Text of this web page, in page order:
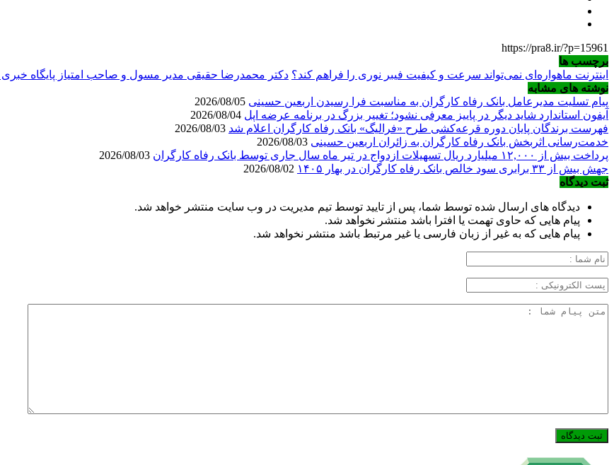
https://pra8.ir/?p=15961
برچسب ها
اینترنت ماهواره‌ای نمی‌تواند سرعت و کیفیت فیبر نوری را فراهم کند؟ دکتر محمدرضا حقیقی مدیر مسول و صاحب امتیاز پایگاه
نوشته های مشابه
پیام تسلیت مدیرعامل بانک رفاه کارگران به مناسبت فرا رسیدن اربعین حسینی
آیفون استاندارد شاید دیگر در پاییز معرفی نشود؛ تغییر بزرگ در برنامه عرضه اپل
فهرست برندگان پایان دوره قرعه‌کشی طرح «فرالیگ» بانک رفاه کارگران اعلام شد
خدمت‌رسانی اثربخش بانک رفاه کارگران به زائران اربعین حسینی
پرداخت بیش از ۱۲,۰۰۰ میلیارد ریال تسهیلات ازدواج در تیر ماه سال جاری توسط بانک رفاه کارگران
جهش بیش از ۳۳ برابری سود خالص بانک رفاه کارگران در بهار ۱۴۰۵
ثبت دیدگاه
دیدگاه های ارسال شده توسط شما، پس از تایید توسط تیم مدیریت در وب سایت منتشر خواهد شد.
پیام هایی که حاوی تهمت یا افترا باشد منتشر نخواهد شد.
پیام هایی که به غیر از زبان فارسی یا غیر مرتبط باشد منتشر نخواهد شد.